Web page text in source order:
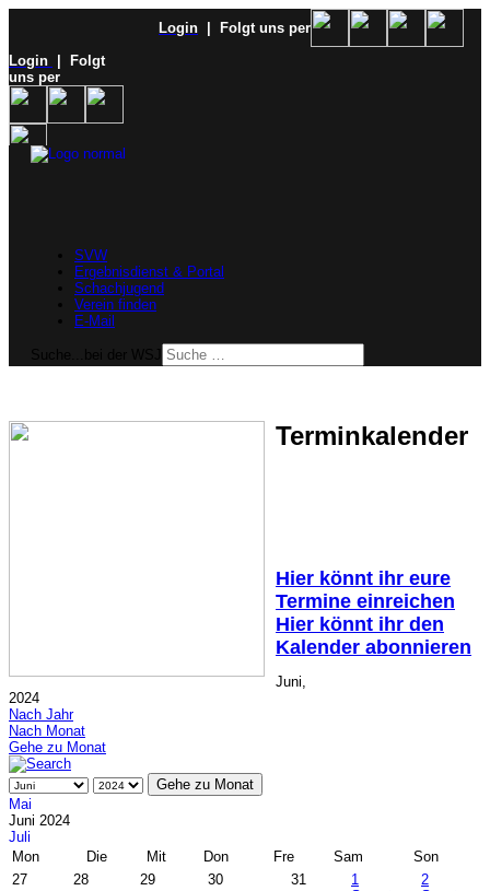
Login
| Folgt uns per
Login
| Folgt
uns per
SVW
Ergebnisdienst & Portal
Schachjugend
Verein finden
E-Mail
Terminkalender
Hier könnt ihr eure
Termine einreichen
Hier könnt ihr den
Kalender abonnieren
Juni,
2024
Nach Jahr
Nach Monat
Gehe zu Monat
Gehe zu Monat
Mai
Juni 2024
Juli
Mon
Die Mit Don Fre Sam
Son
27
28 29 30 31
1
2